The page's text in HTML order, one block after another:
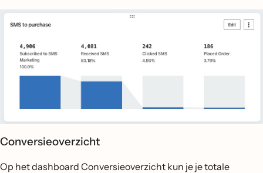
Conversieoverzicht
Op het dashboard Conversieoverzicht kun je je totale